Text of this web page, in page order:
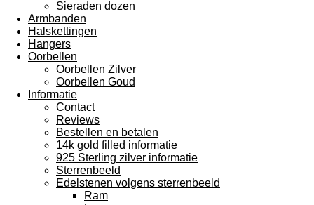
Sieraden dozen
Armbanden
Halskettingen
Hangers
Oorbellen
Oorbellen Zilver
Oorbellen Goud
Informatie
Contact
Reviews
Bestellen en betalen
14k gold filled informatie
925 Sterling zilver informatie
Sterrenbeeld
Edelstenen volgens sterrenbeeld
Ram